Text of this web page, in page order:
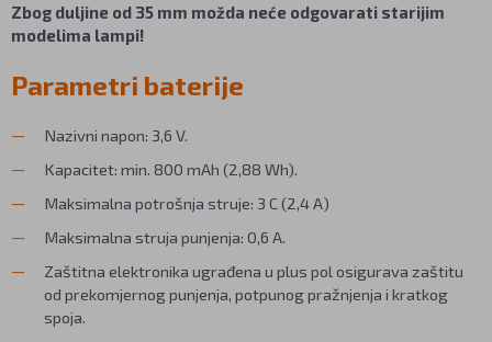
Zbog duljine od 35 mm možda neće odgovarati starijim
modelima lampi!
Parametri baterije
Nazivni napon: 3,6 V.
Kapacitet: min. 800 mAh (2,88 Wh).
Maksimalna potrošnja struje: 3 C (2,4 A)
Maksimalna struja punjenja: 0,6 A.
Zaštitna elektronika ugrađena u plus pol osigurava zaštitu
od prekomjernog punjenja, potpunog pražnjenja i kratkog
spoja.